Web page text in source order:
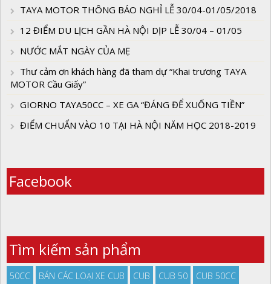
TAYA MOTOR THÔNG BÁO NGHỈ LỄ 30/04-01/05/2018
12 ĐIỂM DU LỊCH GẦN HÀ NỘI DỊP LỄ 30/04 – 01/05
NƯỚC MẮT NGÀY CỦA MẸ
Thư cảm ơn khách hàng đã tham dự “Khai trương TAYA
MOTOR Cầu Giấy”
GIORNO TAYA50CC – XE GA “ĐÁNG ĐỂ XUỐNG TIỀN”
ĐIỂM CHUẨN VÀO 10 TẠI HÀ NỘI NĂM HỌC 2018-2019
Facebook
Tìm kiếm sản phẩm
50CC BÁN CÁC LOẠI XE CUB CUB CUB 50 CUB 50CC